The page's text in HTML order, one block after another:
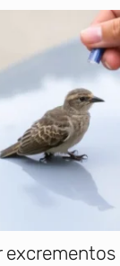
excrementos